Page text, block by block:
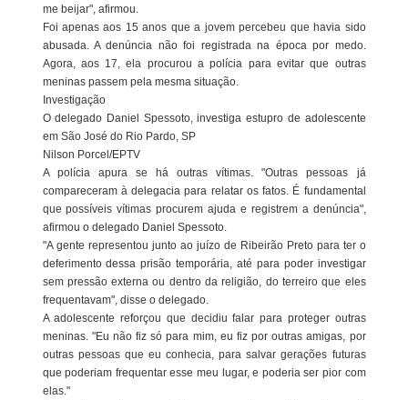
me beijar", afirmou.
Foi apenas aos 15 anos que a jovem percebeu que havia sido
abusada. A denúncia não foi registrada na época por medo.
Agora, aos 17, ela procurou a polícia para evitar que outras
meninas passem pela mesma situação.
Investigação
O delegado Daniel Spessoto, investiga estupro de adolescente
em São José do Rio Pardo, SP
Nilson Porcel/EPTV
A polícia apura se há outras vítimas. "Outras pessoas já
compareceram à delegacia para relatar os fatos. É fundamental
que possíveis vítimas procurem ajuda e registrem a denúncia",
afirmou o delegado Daniel Spessoto.
"A gente representou junto ao juízo de Ribeirão Preto para ter o
deferimento dessa prisão temporária, até para poder investigar
sem pressão externa ou dentro da religião, do terreiro que eles
frequentavam", disse o delegado.
A adolescente reforçou que decidiu falar para proteger outras
meninas. "Eu não fiz só para mim, eu fiz por outras amigas, por
outras pessoas que eu conhecia, para salvar gerações futuras
que poderiam frequentar esse meu lugar, e poderia ser pior com
elas."